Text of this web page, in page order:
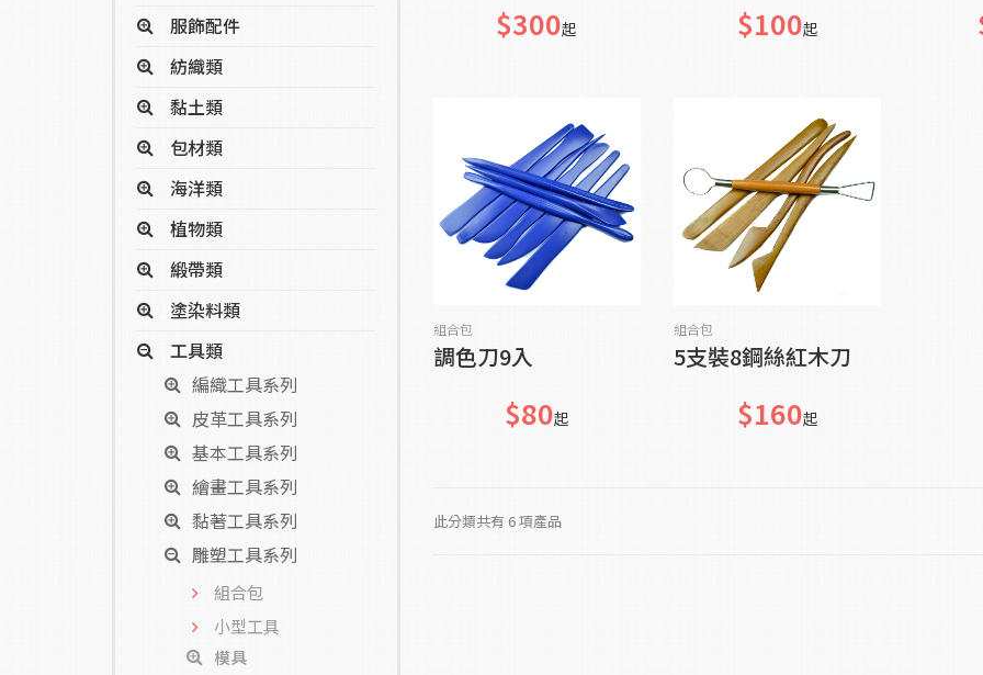
$300起 $100起
組合包
調色刀9入
$80起
組合包
5支裝8鋼絲紅木刀
$160起
此分類共有 6 項產品
服飾配件
紡織類
黏土類
包材類
海洋類
植物類
緞帶類
塗染料類
工具類
編織工具系列
皮革工具系列
基本工具系列
繪畫工具系列
黏著工具系列
雕塑工具系列
組合包
小型工具
模具